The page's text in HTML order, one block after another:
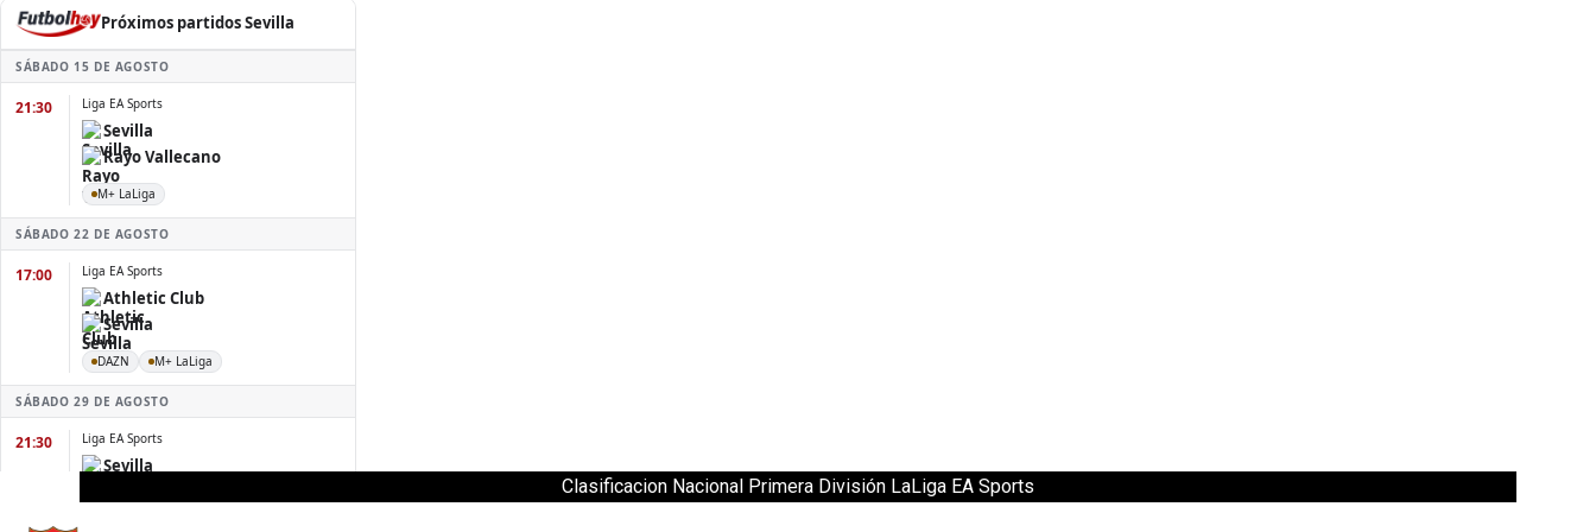
Clasificacion Nacional Primera División LaLiga EA Sports